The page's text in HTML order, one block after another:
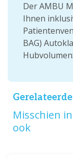
Der AMBU
Ihnen
BAG)
Misschien
ook